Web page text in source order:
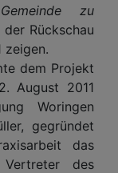
zu
Rückschau
zeigen.
dem Projekt
August 2011
Woringen
gegründet
das
Vertreter des